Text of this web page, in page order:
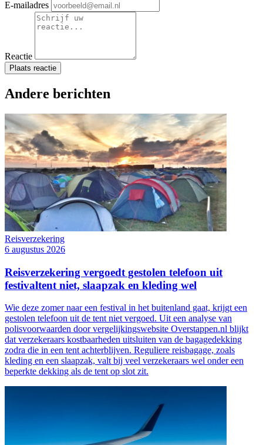
E-mailadres
Reactie
Plaats reactie
Andere berichten
Reisverzekering
6 augustus 2026
Reisverzekering vergoedt gestolen telefoon uit
festivaltent niet, slaapzak en kleding wel
Wie deze zomer naar een festival in het buitenland gaat, krijgt een
gestolen telefoon uit de tent niet vergoed. Uit een analyse van
polisvoorwaarden door vergelijkingswebsite Overstappen.nl blijkt
dat verzekeraars kostbaarheden uitsluiten van de bagagedekking
zodra die in een tent achterblijven. Reguliere reisbagage, zoals
kleding en een slaapzak, valt bij veel verzekeraars wel onder een
beperkte dekking als de tent op slot zit.